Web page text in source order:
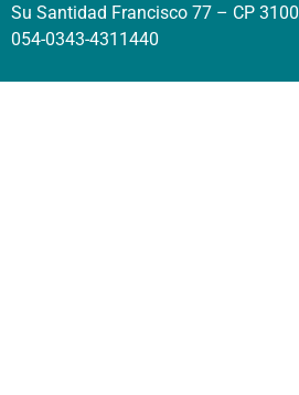
Su Santidad Francisco 77 – CP 3100
054-0343-4311440